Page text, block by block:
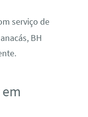
serviço de
BH